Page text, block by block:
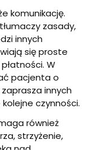
komunikację.
zasady,
innych
się proste
W
pacjenta o
innych
czynności.
również
strzyżenie,